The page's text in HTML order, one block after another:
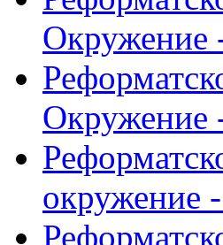
Окружение
Окружение
окружение